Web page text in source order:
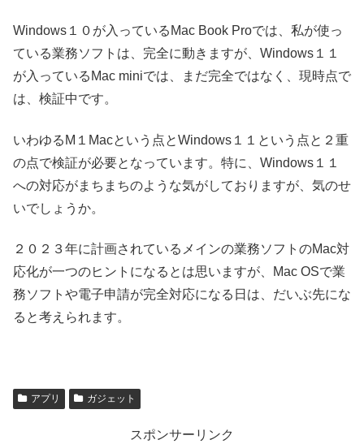
Windows１０が入っているMac Book Proでは、私が使っ
ている業務ソフトは、完全に動きますが、Windows１１
が入っているMac miniでは、まだ完全ではなく、現時点で
は、検証中です。
いわゆるM１Macという点とWindows１１という点と２重
の点で検証が必要となっています。特に、Windows１１
への対応がまちまちのような気がしておりますが、気のせ
いでしょうか。
２０２３年に計画されているメインの業務ソフトのMac対
応化が一つのヒントになるとは思いますが、Mac OSで業
務ソフトや電子申請が完全対応になる日は、だいぶ先にな
ると考えられます。
アプリ ガジェット
スポンサーリンク